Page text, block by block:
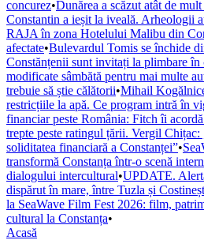
concurez•Dunărea a scăzut atât de
Constantin a ieșit la iveală. Arheologii
RAJA în zona Hotelului Malibu din
afectate•Bulevardul Tomis se închide
Constănțenii sunt invitați la plimbare în
modificate sâmbătă pentru mai multe
trebuie să știe călătorii•Mihail
restricțiile la apă. Ce program intră în
financiar peste România: Fitch îi
trepte peste ratingul țării. Vergil
soliditatea financiară a Constanței”•
transformă Constanța într-o scenă
dialogului intercultural•UPDATE.
dispărut în mare, între Tuzla și
la SeaWave Film Fest 2026: film,
cultural la Constanța•
Acasă